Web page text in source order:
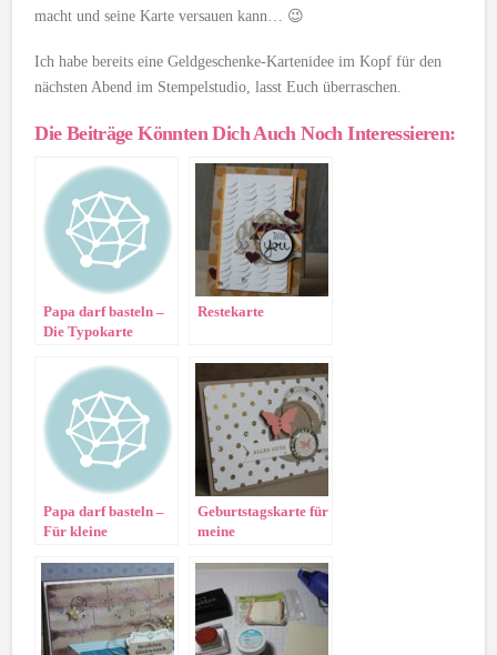
macht und seine Karte versauen kann… 😉
Ich habe bereits eine Geldgeschenke-Kartenidee im Kopf für den
nächsten Abend im Stempelstudio, lasst Euch überraschen.
Die Beiträge Könnten Dich Auch Noch Interessieren:
Papa darf basteln –
Die Typokarte
Restekarte
Papa darf basteln –
Für kleine
Geburtstagskarte für
meine